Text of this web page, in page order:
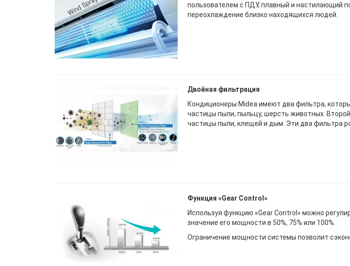
пользователем с ПДУ, плавный и настилающий
переохлаждение близко находящихся людей.
Двойная фильтрация
Кондиционеры Midea имеют два фильтра,
частицы пыли, пыльцу, шерсть животных.
частицы пыли, клещей и дым. Эти два фильтра
Функция «Gear Control»
Используя функцию «Gear Control» можно
значение его мощности в 50%, 75% или 100%.
Ограничение мощности системы позволит